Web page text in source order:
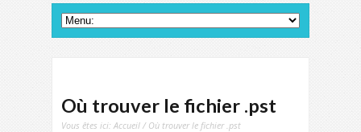
Où trouver le fichier .pst
Vous êtes ici: Accueil / Où trouver le fichier .pst